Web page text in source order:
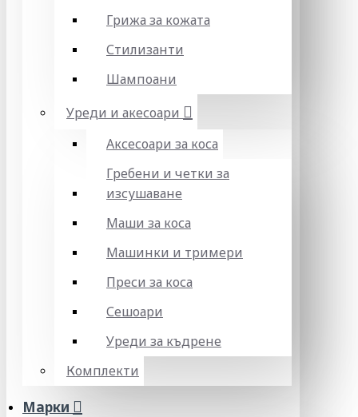
Грижа за кожата
Стилизанти
Шампоани
Уреди и акесоари
Аксесоари за коса
Гребени и четки за
изсушаване
Маши за коса
Машинки и тримери
Преси за коса
Сешоари
Уреди за къдрене
Комплекти
Марки